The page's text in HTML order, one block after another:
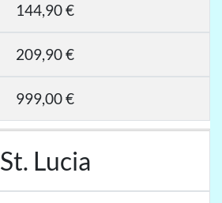
144,90 €
209,90 €
999,00 €
St. Lucia